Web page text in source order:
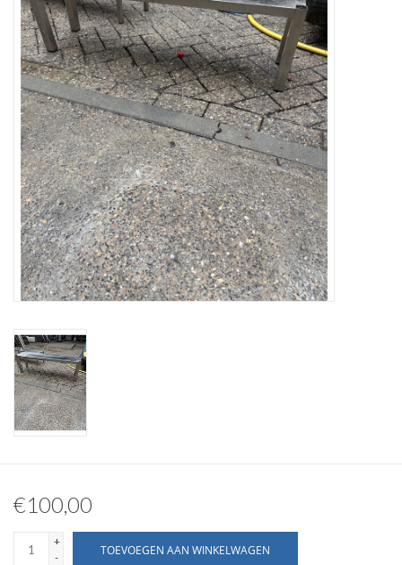
€100,00
+
-
TOEVOEGEN AAN WINKELWAGEN